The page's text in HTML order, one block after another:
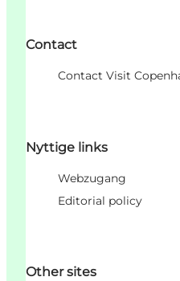
Contact
Contact Visit
Nyttige links
Webzugang
Editorial policy
Other sites